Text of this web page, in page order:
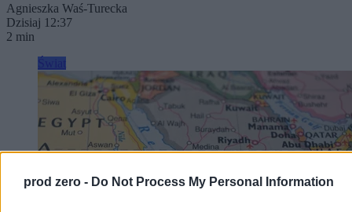
prod zero - Do Not Process My Personal Information
Agnieszka Waś-Turecka
Dzisiaj 12:37
2 min